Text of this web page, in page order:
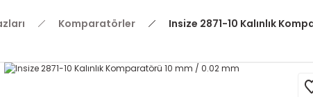
Komparatörler Insize 2871-10 Kalınlık